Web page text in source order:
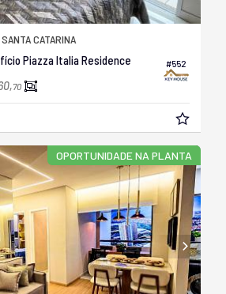
#552
CATARINA
Piazza Italia Residence
70
OPORTUNIDADE NA PLANTA